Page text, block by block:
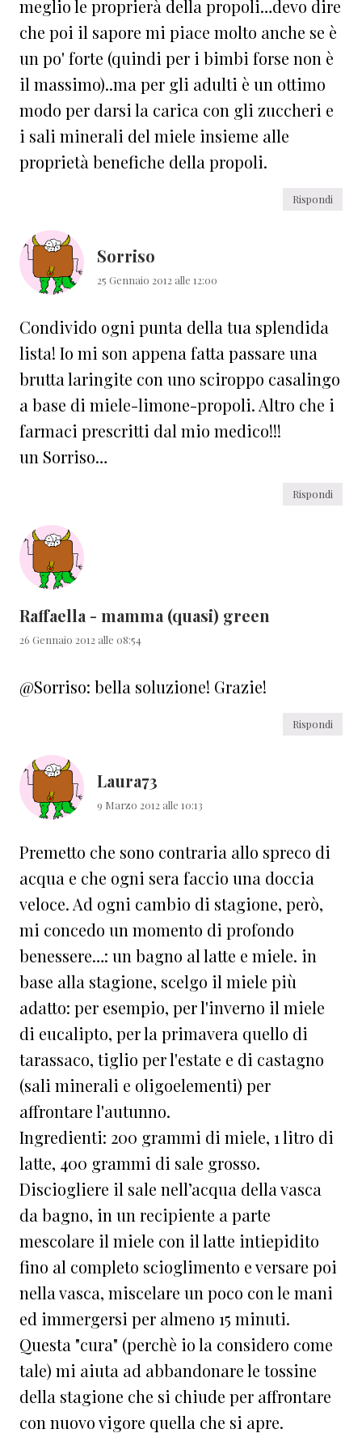
meglio le proprierà della propoli…devo dire
che poi il sapore mi piace molto anche se è
un po' forte (quindi per i bimbi forse non è
il massimo)..ma per gli adulti è un ottimo
modo per darsi la carica con gli zuccheri e
i sali minerali del miele insieme alle
proprietà benefiche della propoli.
Rispondi
Sorriso
25 Gennaio 2012 alle 12:00
Condivido ogni punta della tua splendida
lista! Io mi son appena fatta passare una
brutta laringite con uno sciroppo casalingo
a base di miele-limone-propoli. Altro che i
farmaci prescritti dal mio medico!!!
un Sorriso…
Rispondi
Raffaella - mamma (quasi) green
26 Gennaio 2012 alle 08:54
@Sorriso: bella soluzione! Grazie!
Rispondi
Laura73
9 Marzo 2012 alle 10:13
Premetto che sono contraria allo spreco di
acqua e che ogni sera faccio una doccia
veloce. Ad ogni cambio di stagione, però,
mi concedo un momento di profondo
benessere…: un bagno al latte e miele. in
base alla stagione, scelgo il miele più
adatto: per esempio, per l'inverno il miele
di eucalipto, per la primavera quello di
tarassaco, tiglio per l'estate e di castagno
(sali minerali e oligoelementi) per
affrontare l'autunno.
Ingredienti: 200 grammi di miele, 1 litro di
latte, 400 grammi di sale grosso.
Disciogliere il sale nell’acqua della vasca
da bagno, in un recipiente a parte
mescolare il miele con il latte intiepidito
fino al completo scioglimento e versare poi
nella vasca, miscelare un poco con le mani
ed immergersi per almeno 15 minuti.
Questa "cura" (perchè io la considero come
tale) mi aiuta ad abbandonare le tossine
della stagione che si chiude per affrontare
con nuovo vigore quella che si apre.